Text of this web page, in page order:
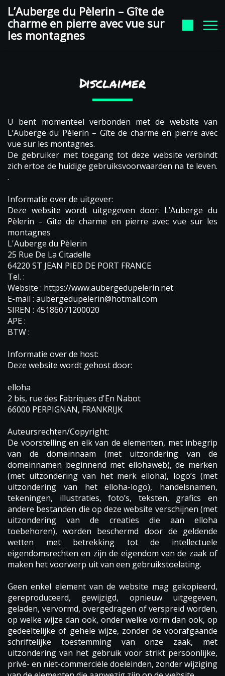
auberge du pelerin Google
L’Auberge du Pèlerin – Gîte de
charme en pierre avec vue sur
les montagnes
Disclaimer
U bent momenteel verbonden met de website van
L’Auberge du Pèlerin – Gîte de charme en pierre avec
vue sur les montagnes.
De gebruiker met toegang tot deze website verbindt
zich ertoe de huidige gebruiksvoorwaarden na te leven.
.
Informatie over de uitgever:
Deze website wordt uitgegeven door: L’Auberge du
Pèlerin – Gîte de charme en pierre avec vue sur les
montagnes
L'Auberge du Pèlerin
25 Rue De La Citadelle
64220 ST JEAN PIED DE PORT FRANCE
Tel. :
Website : https://www.aubergedupelerin.net
E-mail : aubergedupelerin@hotmail.com
SIREN : 45186071200020
APE :
BTW :
Informatie over de host:
Deze website wordt gehost door:
elloha
2 bis, rue des Fabriques d'En Nabot
66000 PERPIGNAN, FRANKRIJK
Auteursrechten/Copyright:
De voorstelling en elk van de elementen, met inbegrip
van de domeinnaam (met uitzondering van de
domeinnamen beginnend met ellohaweb), de merken
(met uitzondering van het merk elloha), logo’s (met
uitzondering van het elloha-logo), handelsnamen,
tekeningen, illustraties, foto’s, teksten, grafics en
andere bestanden die op deze website verschijnen (met
uitzondering van de creaties die aan elloha
toebehoren), worden beschermd door de geldende
wetten met betrekking tot de intellectuele
eigendomsrechten en zijn de eigendom van de zaak of
maken het voorwerp uit van een gebruikstoelating.
Geen enkel element van de website mag gekopieerd,
gereproduceerd, gewijzigd, opnieuw uitgegeven,
geladen, vervormd, overgedragen of verspreid worden,
op welke wijze dan ook, onder welke vorm dan ook, op
gedeeltelijke of gehele wijze, zonder de voorafgaande
schriftelijke toestemming van onze zaak, met
uitzondering van het gebruik voor strikt persoonlijke,
privé- en niet-commerciële doeleinden, zonder wijziging